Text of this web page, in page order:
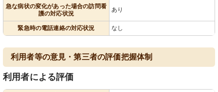
急な病状の変化があった場合の訪問看
護の対応状況
あり
緊急時の電話連絡の対応状況 なし
利用者等の意見・第三者の評価把握体制
利用者による評価